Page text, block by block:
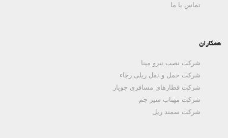
تماس با ما
همکاران
شرکت نصب نیرو مپنا
شرکت حمل و نقل ریلی رجاء
شرکت قطارهای مسافری جوپار
شرکت مهتاب سیر جم
شرکت سمند ریل